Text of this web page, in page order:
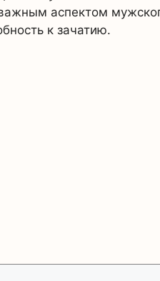
аспектом
к зачатию.